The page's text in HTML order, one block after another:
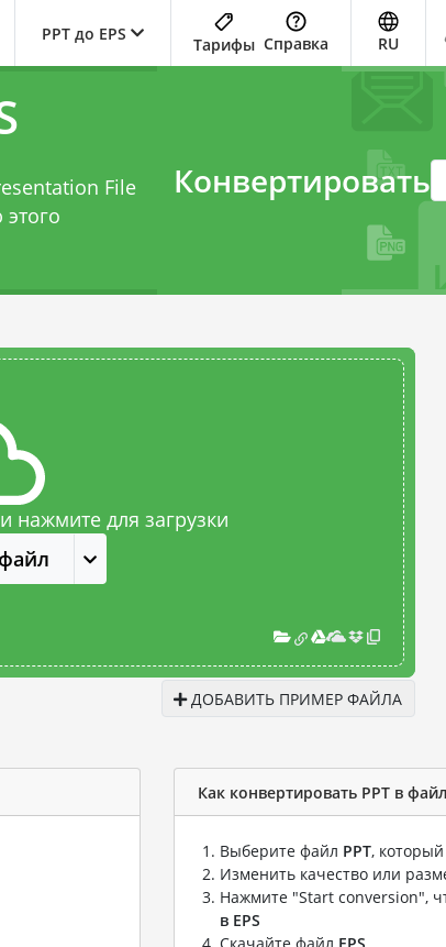
PPT до EPS
Тарифы Справка RU
File
Конвертировать
для загрузки
ДОБАВИТЬ ПРИМЕР ФАЙЛА
Как конвертировать PPT в файл
Выберите файл PPT,
Изменить качество или
Нажмите "Start conversion",
в EPS